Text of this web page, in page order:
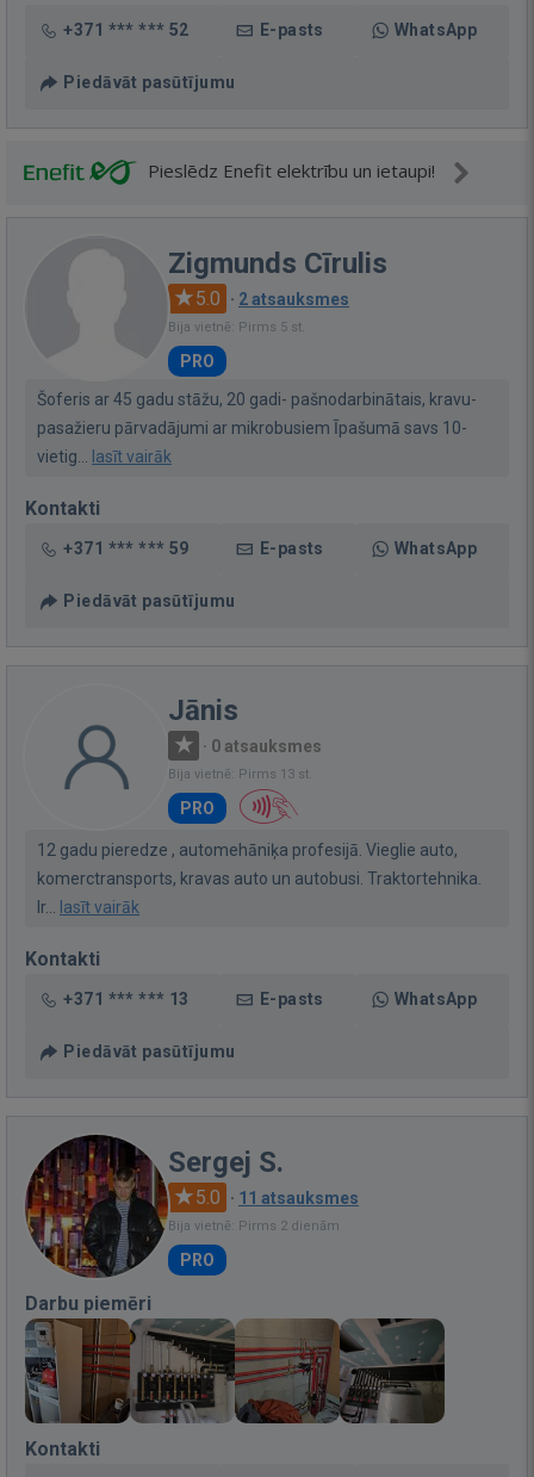
+371 *** *** 52 E-pasts WhatsApp
Piedāvāt pasūtījumu
Pieslēdz Enefit elektrību un ietaupi!
Zigmunds Cīrulis
5.0 · 2 atsauksmes
Bija vietnē: Pirms 5 st.
PRO
Šoferis ar 45 gadu stāžu, 20 gadi- pašnodarbinātais, kravu-
pasažieru pārvadājumi ar mikrobusiem Īpašumā savs 10-
vietig... lasīt vairāk
Kontakti
+371 *** *** 59 E-pasts WhatsApp
Piedāvāt pasūtījumu
Jānis
· 0 atsauksmes
Bija vietnē: Pirms 13 st.
PRO
12 gadu pieredze , automehāniķa profesijā. Vieglie auto,
komerctransports, kravas auto un autobusi. Traktortehnika.
Ir... lasīt vairāk
Kontakti
+371 *** *** 13 E-pasts WhatsApp
Piedāvāt pasūtījumu
Sergej S.
5.0 · 11 atsauksmes
Bija vietnē: Pirms 2 dienām
PRO
Darbu piemēri
Kontakti